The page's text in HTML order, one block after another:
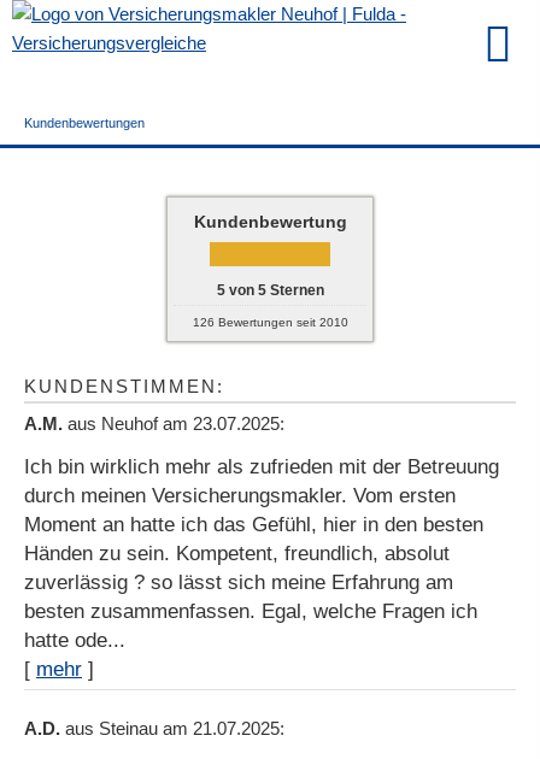
Kundenbewertungen
Kundenbewertung
5von 5Sternen
126 Bewertungen seit 2010
KUNDENSTIMMEN:
A.M. aus Neuhof am 23.07.2025:
Ich bin wirklich mehr als zufrieden mit der Betreuung
durch meinen Ver­sicherungs­makler. Vom ersten
Moment an hatte ich das Gefühl, hier in den besten
Händen zu sein. Kompetent, freundlich, absolut
zuverlässig ? so lässt sich meine Erfahrung am
besten zusammenfassen. Egal, welche Fragen ich
hatte ode...
[ mehr ]
A.D. aus Steinau am 21.07.2025:
Datenschutzerklärung